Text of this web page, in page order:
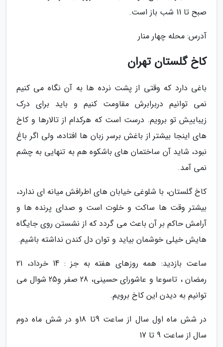
صبح تا 11 شب باز است.
آدرس: محله چهار منار
کاخ گلستان تهران
باغی دارد که وقتی از پشت نرده ها به آن نگاه می کنیم
نمی توانیم دربرابرش مقاومت کنیم و باید برای درک
زیباییش تو برویم. درست است که هرکدام از تالارها و کاخ
های اینجا بیشتر از باغش برسر زبان ها افتاده، ولی اگر باغ
نبود، شاید آن ساختمان های باشکوه هم به تنهایی به چشم
نمی آمد.
کاخ گلستان، با شلوغی خیابان های اطرافش میانه ای ندارد،
بیشتر وقت ها ساکت و خلوت است و صدای پرنده ها و
آرامش حاکم بر آن باعث می گردد که از نشستن روی جایگاه
هایش خیلی خوشمان بیاید و توان دل کندن نداشته باشیم.
ساعت بازدید: همه روزهای هفته به جز : 14 خرداد، 21
رمضان ، تاسوعا و عاشورای حسینی، 28 صفر و25 شوال می
توانیم به دیدن این کاخ برویم.
در شش ماه اول سال از ساعت 9تا 18و در شش ماه دوم
سال از ساعت 9 تا 17